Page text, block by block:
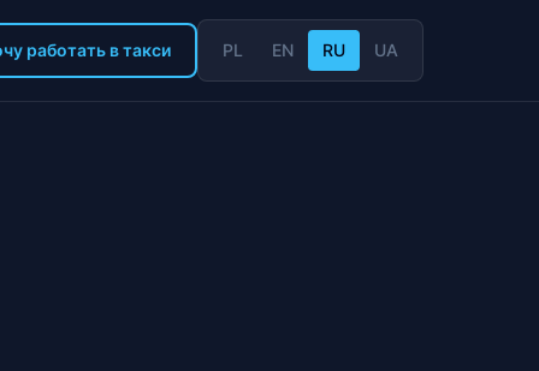
работать в такси PL EN RU UA